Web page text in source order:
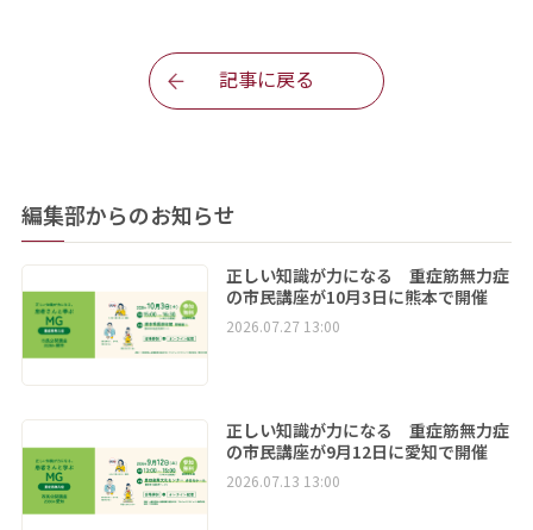
記事に戻る
編集部からのお知らせ
正しい知識が力になる 重症筋無力症
の市民講座が10月3日に熊本で開催
2026.07.27 13:00
正しい知識が力になる 重症筋無力症
の市民講座が9月12日に愛知で開催
2026.07.13 13:00